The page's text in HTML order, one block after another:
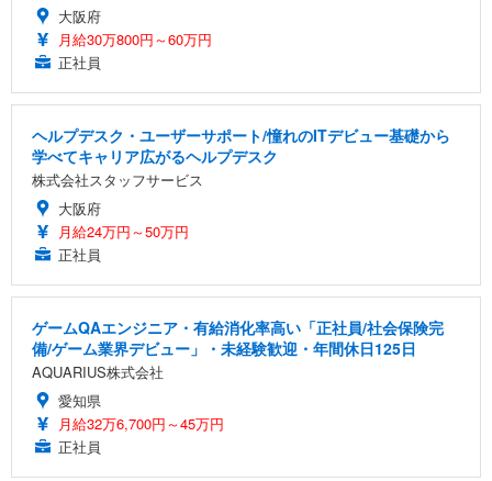
大阪府
月給30万800円～60万円
正社員
ヘルプデスク・ユーザーサポート/憧れのITデビュー基礎から
学べてキャリア広がるヘルプデスク
株式会社スタッフサービス
大阪府
月給24万円～50万円
正社員
ゲームQAエンジニア・有給消化率高い「正社員/社会保険完
備/ゲーム業界デビュー」・未経験歓迎・年間休日125日
AQUARIUS株式会社
愛知県
月給32万6,700円～45万円
正社員